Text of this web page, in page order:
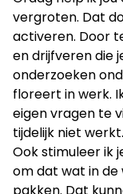
vergroten. Dat
activeren. Door
en drijfveren die
onderzoeken
floreert in werk.
eigen vragen te
tijdelijk niet werkt.
Ook stimuleer ik
om dat wat in de